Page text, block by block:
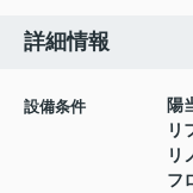
詳細情報
設備条件
陽
リ
リ
フ